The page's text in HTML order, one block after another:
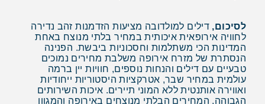
לסיכום, דילים למולדובה מציעות הזדמנות זהב נדירה
לחוויה אירופאית איכותית במחיר בלתי מנוצח באחת
המדינות הכי משתלמות וחסכוניות ביבשת. הפנינה
הנסתרת של מזרח אירופה משלבת מחירים נמוכים
טבעיים עם דילים והנחות נוספים, חוויות יין ברמה
עולמית במחיר שבר, אטרקציות היסטוריות ייחודיות
ואווירה אותנטית ללא המוני תיירים. איכות השירותים
הגבוהה, המחירים הבלתי מנוצחים באירופה והמגוון